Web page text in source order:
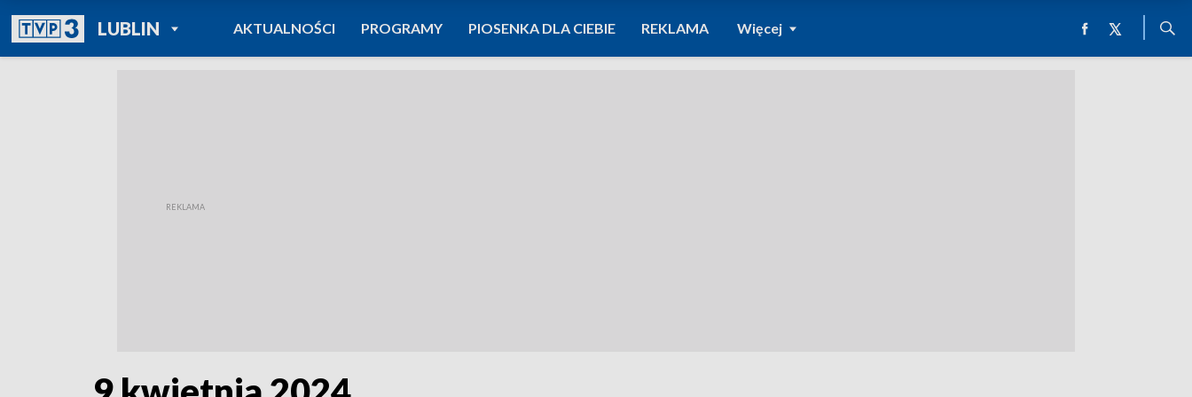
LUBLINPOWRÓT DO
TVP REGIONY
AKTUALNOŚCI PROGRAMY PIOSENKA DLA CIEBIE REKLAMA Więcej